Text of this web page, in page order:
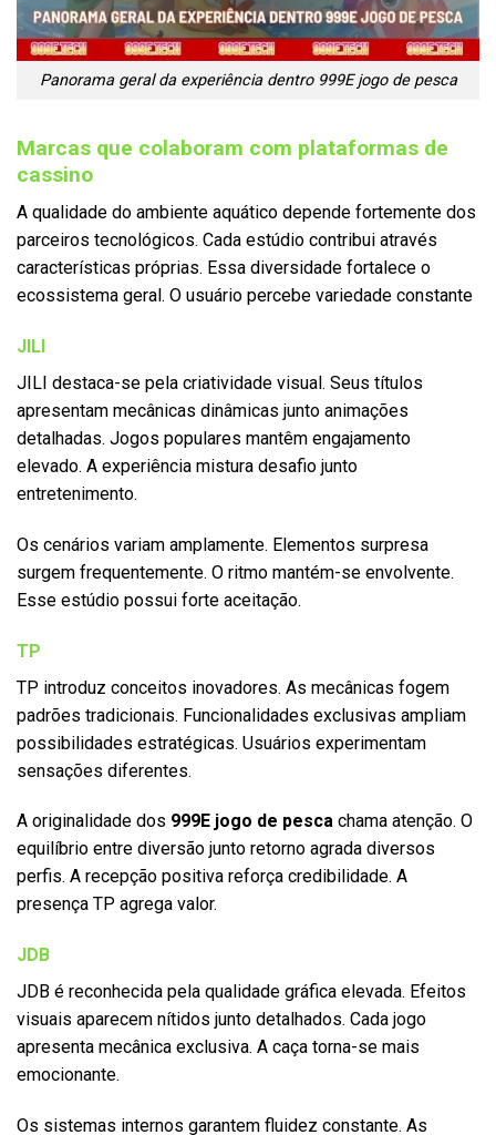
Panorama geral da experiência dentro 999E jogo de pesca
Marcas que colaboram com plataformas de
cassino
A qualidade do ambiente aquático depende fortemente dos
parceiros tecnológicos. Cada estúdio contribui através
características próprias. Essa diversidade fortalece o
ecossistema geral. O usuário percebe variedade constante
JILI
JILI destaca-se pela criatividade visual. Seus títulos
apresentam mecânicas dinâmicas junto animações
detalhadas. Jogos populares mantêm engajamento
elevado. A experiência mistura desafio junto
entretenimento.
Os cenários variam amplamente. Elementos surpresa
surgem frequentemente. O ritmo mantém-se envolvente.
Esse estúdio possui forte aceitação.
TP
TP introduz conceitos inovadores. As mecânicas fogem
padrões tradicionais. Funcionalidades exclusivas ampliam
possibilidades estratégicas. Usuários experimentam
sensações diferentes.
A originalidade dos 999E jogo de pesca chama atenção. O
equilíbrio entre diversão junto retorno agrada diversos
perfis. A recepção positiva reforça credibilidade. A
presença TP agrega valor.
JDB
JDB é reconhecida pela qualidade gráfica elevada. Efeitos
visuais aparecem nítidos junto detalhados. Cada jogo
apresenta mecânica exclusiva. A caça torna-se mais
emocionante.
Os sistemas internos garantem fluidez constante. As